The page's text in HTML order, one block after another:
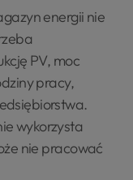
energii nie
PV, moc
pracy,
wykorzysta
nie pracować